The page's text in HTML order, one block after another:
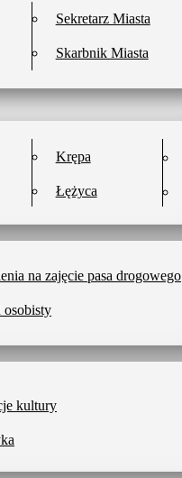
Sekretarz Miasta
Skarbnik Miasta
Krępa
Łężyca
na zajęcie pasa drogowego
kultury